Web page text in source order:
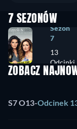
7 SEZONÓW
Sezon
7
13
Odcinki
ZOBACZ
S7 O13-Odcinek